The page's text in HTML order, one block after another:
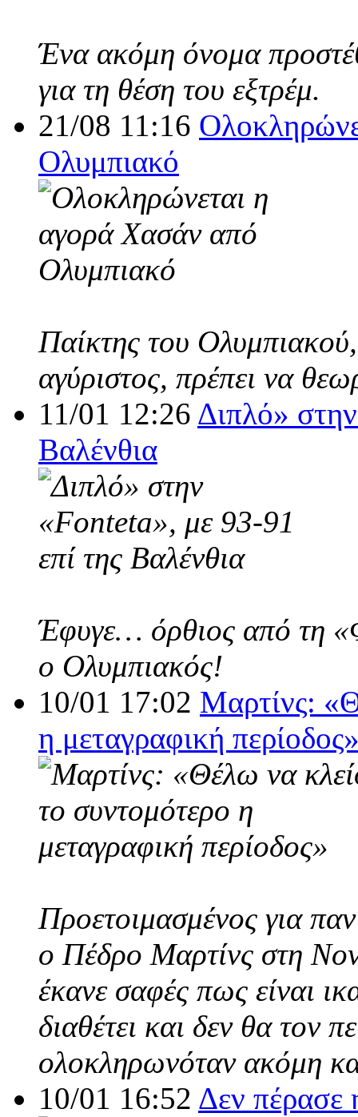
Ένα ακόμη όνομα
για τη θέση του εξτρέμ.
21/08 11:16
Ολυμπιακό
Παίκτης του
αγύριστος, πρέπει να
11/01 12:26 Διπλό»
Βαλένθια
Έφυγε… όρθιος από τη
ο Ολυμπιακός!
10/01 17:02 Μαρτίνς:
η μεταγραφική
Προετοιμασμένος για
ο Πέδρο Μαρτίνς στη
έκανε σαφές πως είναι
διαθέτει και δεν θα τον
ολοκληρωνόταν ακόμη
10/01 16:52 Δεν πέρασε